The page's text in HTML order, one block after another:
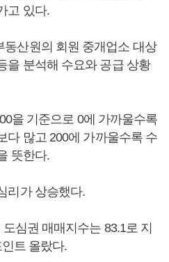
고 있다.
산원의 회원 중개업소 대상
을 분석해 수요와 공급 상황
을 기준으로 0에 가까울수록
다 많고 200에 가까울수록 수
뜻한다.
리가 상승했다.
심권 매매지수는 83.1로 지
트 올랐다.